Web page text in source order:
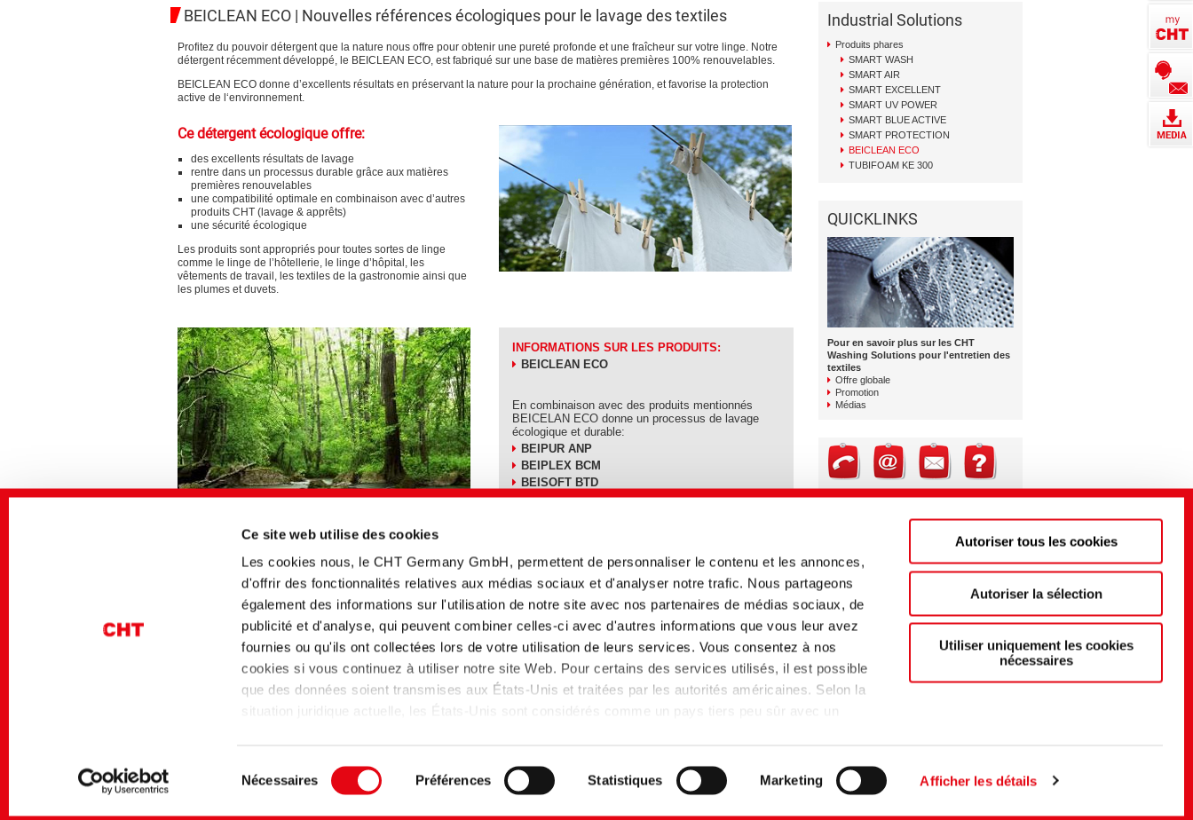
Ce site web utilise des cookies
Les cookies nous, le CHT Germany GmbH, permettent de personnaliser le contenu et les annonces,
d'offrir des fonctionnalités relatives aux médias sociaux et d'analyser notre trafic. Nous partageons
également des informations sur l'utilisation de notre site avec nos partenaires de médias sociaux, de
publicité et d'analyse, qui peuvent combiner celles-ci avec d'autres informations que vous leur avez
fournies ou qu'ils ont collectées lors de votre utilisation de leurs services. Vous consentez à nos
cookies si vous continuez à utiliser notre site Web. Pour certains des services utilisés, il est possible
que des données soient transmises aux États-Unis et traitées par les autorités américaines. Selon la
situation juridique actuelle, les États-Unis sont considérés comme un pays tiers peu sûr avec un
Data Privacy Framework et que la décision d'adéquation de la Commission européenne selon
l'article 45 du RGPD s'applique donc.
du
Nécessaires Préférences Statistiques Marketing Afficher les détails
Autoriser tous les cookies
Autoriser la sélection
Utiliser uniquement les cookies
nécessaires
BEICLEAN ECO | Nouvelles références écologiques pour le lavage des textiles
Profitez du pouvoir détergent que la nature nous offre pour obtenir une pureté profonde et une fraîcheur sur votre linge. Notre
détergent récemment développé, le BEICLEAN ECO, est fabriqué sur une base de matières premières 100% renouvelables.
BEICLEAN ECO donne d’excellents résultats en préservant la nature pour la prochaine génération, et favorise la protection
active de l‘environnement.
Ce détergent écologique offre:
des excellents résultats de lavage
rentre dans un processus durable grâce aux matières
premières renouvelables
une compatibilité optimale en combinaison avec d’autres
produits CHT (lavage & apprêts)
une sécurité écologique
Les produits sont appropriés pour toutes sortes de linge
comme le linge de l’hôtellerie, le linge d’hôpital, les
vêtements de travail, les textiles de la gastronomie ainsi que
les plumes et duvets.
INFORMATIONS SUR LES PRODUITS:
BEICLEAN ECO
En combinaison avec des produits mentionnés
BEICELAN ECO donne un processus de lavage
écologique et durable:
BEIPUR ANP
BEIPLEX BCM
BEISOFT BTD
BEIACID WSD-H
Medios afines
Titre allemand Titre anglais Type Langue
Washing Solutions
BEICLEAN ECO | Neue
ökologische Maßstäbe
BEICLEAN ECO | New
ecological standards
Information
technique
21.07.2025
Industrial Solutions
Produits phares
SMART WASH
SMART AIR
SMART EXCELLENT
SMART UV POWER
SMART BLUE ACTIVE
SMART PROTECTION
BEICLEAN ECO
TUBIFOAM KE 300
QUICKLINKS
Pour en savoir plus sur les CHT
Washing Solutions pour l'entretien des
textiles
Offre globale
Promotion
Médias
Washing Solutions | Textile Care
+49 7071 154 0
textilecare@cht.com